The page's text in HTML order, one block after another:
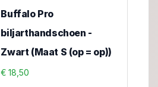
Buffalo Pro
biljarthandschoen -
Zwart (Maat S (op = op))
€ 18,50